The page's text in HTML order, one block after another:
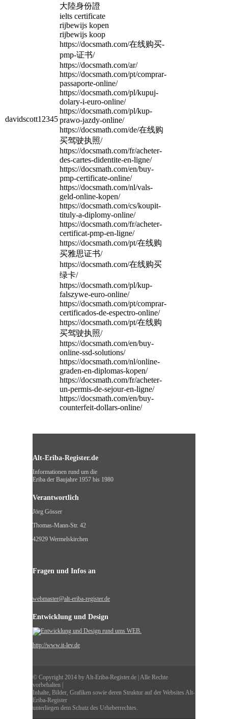
davidscott12345
大陸身份證
ielts certificate
rijbewijs kopen
rijbewijs koop
https://docsmath.com/在线购买-
pmp-证书/
https://docsmath.com/ar/
https://docsmath.com/pt/comprar-
passaporte-online/
https://docsmath.com/pl/kupuj-
dolary-i-euro-online/
https://docsmath.com/pl/kup-
prawo-jazdy-online/
https://docsmath.com/de/在线购
买驾驶执照/
https://docsmath.com/fr/acheter-
des-cartes-didentite-en-ligne/
https://docsmath.com/en/buy-
pmp-certificate-online/
https://docsmath.com/nl/vals-
geld-online-kopen/
https://docsmath.com/cs/koupit-
tituly-a-diplomy-online/
https://docsmath.com/fr/acheter-
certificat-pmp-en-ligne/
https://docsmath.com/pt/在线购
买雅思证书/
https://docsmath.com/在线购买
绿卡/
https://docsmath.com/pl/kup-
falszywe-euro-online/
https://docsmath.com/pt/comprar-
certificados-de-espectro-online/
https://docsmath.com/pt/在线购
买驾驶执照/
https://docsmath.com/en/buy-
online-ssd-solutions/
https://docsmath.com/nl/online-
graden-en-diplomas-kopen/
https://docsmath.com/fr/acheter-
un-permis-de-sejour-en-ligne/
https://docsmath.com/en/buy-
counterfeit-dollars-online/
Alt-Eriba-Register.de
Informationen rund um die
Eriba der Baujahre 1957 bis 1980
Verantwortlich
Jörg Gösser
Thomas-Mann-Str. 42
42929 Wermelskirchen
Fragen und Infos an
webmaster@alt-eriba-register.de
Entwicklung und Design
http://www.it-lev.de
© Copyright 2014 by Alt-Eriba-Register.de | Alle Rechte
vorbehalten |
Inhalte, Bilder, Grafiken sowie deren Struktur auf der Websites Alt-
Eriba-Register
unterliegen dem Schutz des Urheberrechtes.